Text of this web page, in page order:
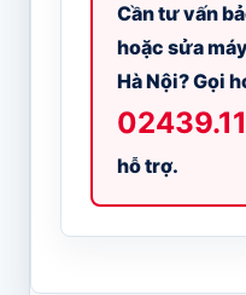
Cần tư vấn
hoặc sửa
Hà Nội? Gọi
hỗ trợ.